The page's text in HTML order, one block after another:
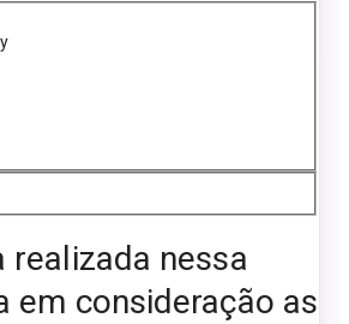
realizada nessa
em consideração as